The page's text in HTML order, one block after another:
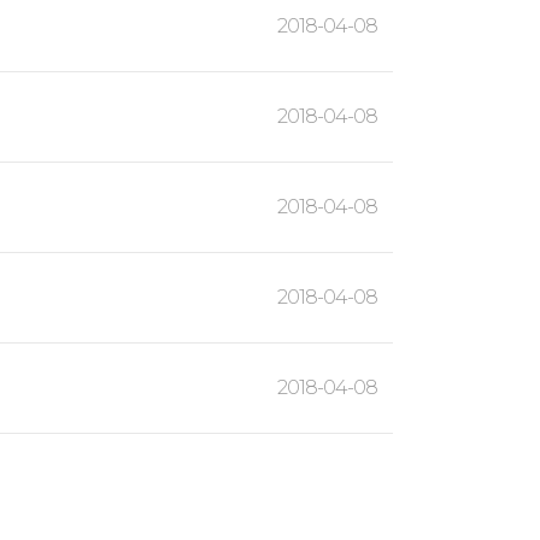
2018-04-08
2018-04-08
2018-04-08
2018-04-08
2018-04-08